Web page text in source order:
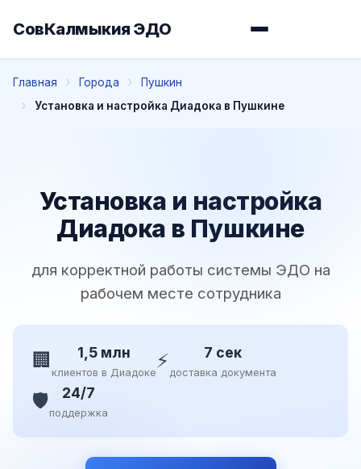
СовКалмыкия ЭДО
Главная Города
Пушкин
Установка и настройка Диадока в Пушкине
Установка и настройка
Диадока в Пушкине
для корректной работы системы ЭДО на
рабочем месте сотрудника
🏢 1,5 млн
клиентов в Диадоке⚡ 7 сек
доставка документа
🛡️ 24/7
поддержка